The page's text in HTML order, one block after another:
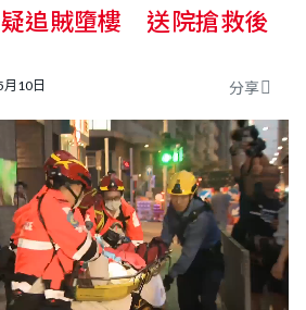
按輸入鍵開始搜尋
追賊墮樓 送院搶救後
10日 分享